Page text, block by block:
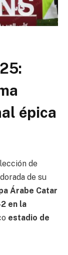
épica
de
de su
Árabe Catar
en la
estadio de